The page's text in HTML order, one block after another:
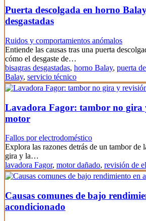
Puerta descolgada en horno
desgastadas
Ruidos y comportamientos anómalos
Entiende las causas tras una puerta
cómo el desgaste de…
bisagras desgastadas, horno Balay, puerta
Balay, servicio técnico
Lavadora Fagor: tambor no gira
motor
Fallos por electrodoméstico
Explora las razones detrás de un tambor de
gira y la…
lavadora Fagor, motor dañado, revisión de
Causas comunes de bajo
acondicionado